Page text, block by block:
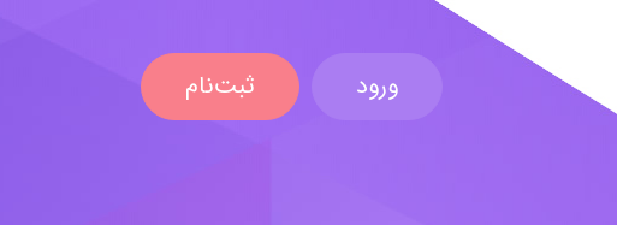
ورود ثبت‌نام